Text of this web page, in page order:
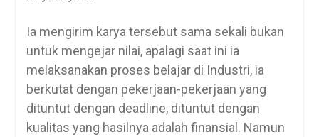
Ia mengirim karya tersebut sama sekali bukan
untuk mengejar nilai, apalagi saat ini ia
melaksanakan proses belajar di Industri, ia
berkutat dengan pekerjaan-pekerjaan yang
dituntut dengan deadline, dituntut dengan
kualitas yang hasilnya adalah finansial. Namun